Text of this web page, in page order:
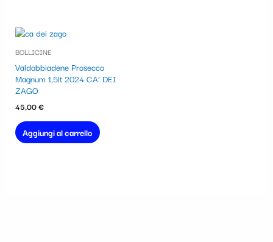
BOLLICINE
Valdobbiadene Prosecco
Magnum 1,5lt 2024 CA’ DEI
ZAGO
45,00€
Aggiungi al carrello